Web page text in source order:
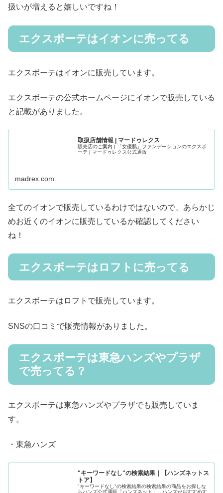
扱いが増えると嬉しいですね！
エクスボーテはイオンに売ってる
エクスボーテはイオンに販売しています。
エクスボーテの公式ホームページにイオンで販売している
と記載がありました。
取扱店舗情報 | マードゥレクス
販売店のご案内 | 「女優肌」ファンデーションのエクスボ
ーテ | マードゥレクス公式通販
madrex.com
全てのイオンで販売しているわけではないので、あらかじ
めお近くのイオンに販売しているか確認してください
ね！
エクスボーテはロフトに売ってる
エクスボーテはロフトで販売しています。
SNSの口コミで販売情報がありました。
エクスボーテは東急ハンズやプラザ
で売ってる？
エクスボーテは東急ハンズやプラザでも販売していま
す。
・東急ハンズ
"キーワードなし"の検索結果｜【ハンズネットス
トア】
"キーワードなし"の検索結果の検索結果の商品をお探しな
らハンズ公式通販「ハンズネット」。ハンズがおすすめす